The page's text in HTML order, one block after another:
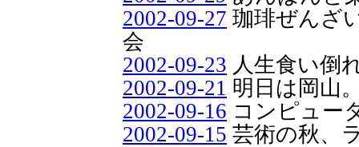
2002-09-27 珈琲ぜんざ
会
2002-09-23 人生食い倒
2002-09-21 明日は岡山
2002-09-16 コンピュー
2002-09-15 芸術の秋、